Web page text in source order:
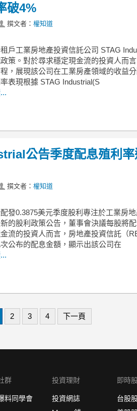
破4%
撰文者： 權知道
戶工業房地產投資信託公司 STAG
策。對於尋求穩定現金流的投資人而
，展現該公司在工業房產領域的收益
表現根據 STAG Industrial(S
公告季度配息殖利
撰文者： 權知道
發0.3875美元季度股利專注於工業房
的股利政策公告，董事會決議每股將
流的投資人而言，房地產投資信託（
公布的配息金額，顯示出該公司在
2 3 4 下一頁
群
料同學會
投資理財
投資網誌
即時
台股